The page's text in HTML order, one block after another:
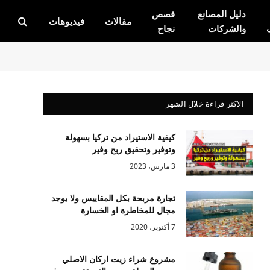
دليل المصانع
والشركات
قصص
نجاح
مقالات فيديوهات
الاكثر قراءة خلال الشهر
كيفية الاستيراد من تركيا بسهولة
وتوفير وتحقيق ربح وفير
3 مارس، 2023
تجارة مربحة بكل المقاييس ولا يوجد
مجال للمخاطرة او الخسارة
7 أكتوبر، 2020
مشروع شراء زيت اركان الاصلي